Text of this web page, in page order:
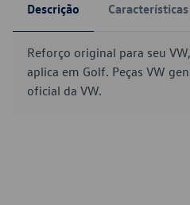
Descrição Características
Reforço original para seu
aplica em Golf. Peças VW
oficial da VW.